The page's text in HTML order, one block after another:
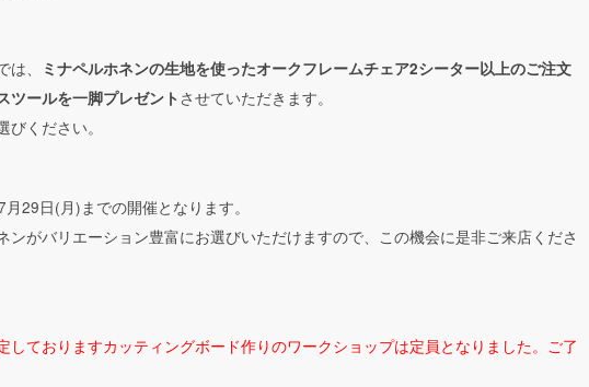
、
ミナペルホネンの生地を使ったオークフレームチェア2シーター以上のご注文
ツールを一脚プレゼント させていただきます。
ください。
29日(月)までの開催となります。
ンがバリエーション豊富にお選びいただけますので、この機会に是非ご来店くださ
しておりますカッティングボード作りのワークショップは定員となりました。ご了